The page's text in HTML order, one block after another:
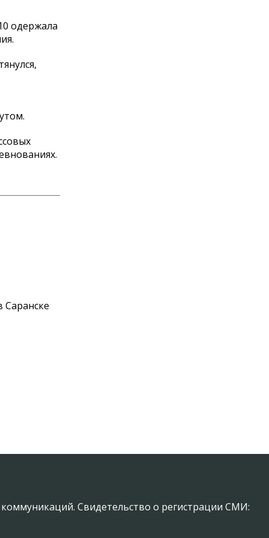
одержала
Саранске
Свидетельство о регистрации СМИ: